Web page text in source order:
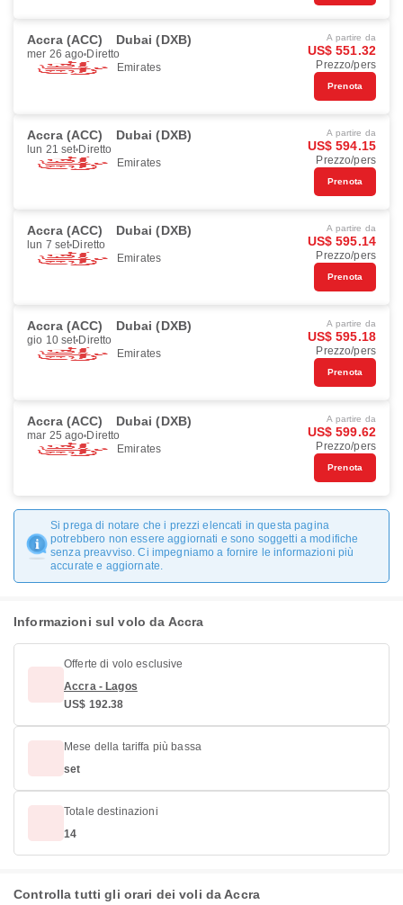
Accra (ACC) Dubai (DXB)
mer 26 ago Diretto
Emirates
A partire da
US$ 551.32
Prezzo/pers
Prenota
Accra (ACC) Dubai (DXB)
lun 21 set Diretto
Emirates
A partire da
US$ 594.15
Prezzo/pers
Prenota
Accra (ACC) Dubai (DXB)
lun 7 set Diretto
Emirates
A partire da
US$ 595.14
Prezzo/pers
Prenota
Accra (ACC) Dubai (DXB)
gio 10 set Diretto
Emirates
A partire da
US$ 595.18
Prezzo/pers
Prenota
Accra (ACC) Dubai (DXB)
mar 25 ago Diretto
Emirates
A partire da
US$ 599.62
Prezzo/pers
Prenota
Si prega di notare che i prezzi elencati in questa pagina
potrebbero non essere aggiornati e sono soggetti a modifiche
senza preavviso. Ci impegniamo a fornire le informazioni più
accurate e aggiornate.
Informazioni sul volo da Accra
Offerte di volo esclusive
Accra - Lagos
US$ 192.38
Mese della tariffa più bassa
set
Totale destinazioni
14
Controlla tutti gli orari dei voli da Accra